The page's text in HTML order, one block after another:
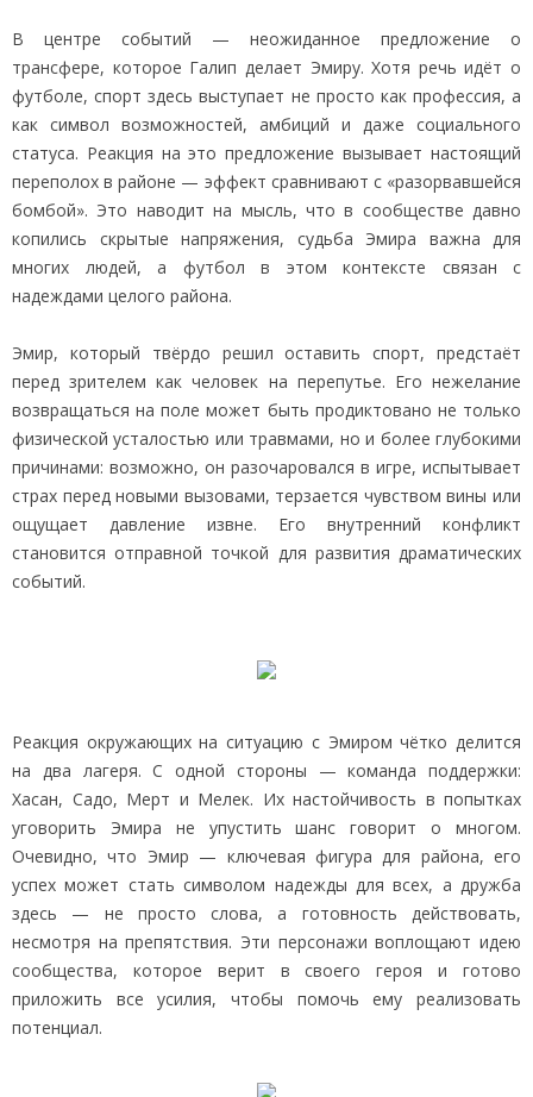
В центре событий — неожиданное предложение о
трансфере, которое Галип делает Эмиру. Хотя речь идёт о
футболе, спорт здесь выступает не просто как профессия, а
как символ возможностей, амбиций и даже социального
статуса. Реакция на это предложение вызывает настоящий
переполох в районе — эффект сравнивают с «разорвавшейся
бомбой». Это наводит на мысль, что в сообществе давно
копились скрытые напряжения, судьба Эмира важна для
многих людей, а футбол в этом контексте связан с
надеждами целого района.
Эмир, который твёрдо решил оставить спорт, предстаёт
перед зрителем как человек на перепутье. Его нежелание
возвращаться на поле может быть продиктовано не только
физической усталостью или травмами, но и более глубокими
причинами: возможно, он разочаровался в игре, испытывает
страх перед новыми вызовами, терзается чувством вины или
ощущает давление извне. Его внутренний конфликт
становится отправной точкой для развития драматических
событий.
Реакция окружающих на ситуацию с Эмиром чётко делится
на два лагеря. С одной стороны — команда поддержки:
Хасан, Садо, Мерт и Мелек. Их настойчивость в попытках
уговорить Эмира не упустить шанс говорит о многом.
Очевидно, что Эмир — ключевая фигура для района, его
успех может стать символом надежды для всех, а дружба
здесь — не просто слова, а готовность действовать,
несмотря на препятствия. Эти персонажи воплощают идею
сообщества, которое верит в своего героя и готово
приложить все усилия, чтобы помочь ему реализовать
потенциал.